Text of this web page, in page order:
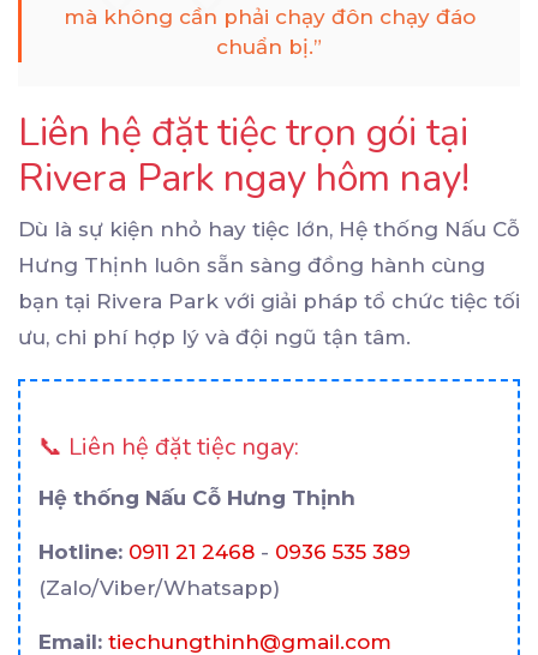
mà không cần phải chạy đôn chạy đáo
chuẩn bị.”
Liên hệ đặt tiệc trọn gói tại
Rivera Park ngay hôm nay!
Dù là sự kiện nhỏ hay tiệc lớn, Hệ thống Nấu Cỗ
Hưng Thịnh luôn sẵn sàng đồng hành cùng
bạn tại Rivera Park với giải pháp tổ chức tiệc tối
ưu, chi phí hợp lý và đội ngũ tận tâm.
📞 Liên hệ đặt tiệc ngay:
Hệ thống Nấu Cỗ Hưng Thịnh
Hotline: 0911 21 2468 - 0936 535 389
(Zalo/Viber/Whatsapp)
Email: tiechungthinh@gmail.com